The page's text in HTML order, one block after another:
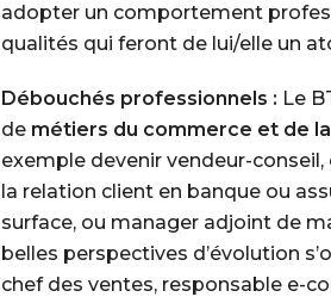
adopter un comportement
qualités qui feront de lui/elle un
Débouchés professionnels : Le
de métiers du commerce et de
exemple devenir vendeur-
la relation client en banque ou
surface, ou manager adjoint de
belles perspectives d’évolution
chef des ventes, responsable e-